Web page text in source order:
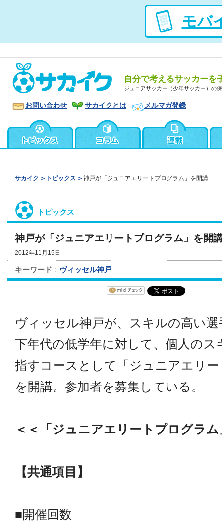
モバ
自分で考えるサッカーを
ジュニアサッカー（少年サッカー）の
お問い合わせ サカイクとは メルマガ登録
サカイク トピックス 神戸が「ジュニアエリートプログラム」を開講
トピックス
神戸が「ジュニアエリートプログラム」を開
2012年11月15日
キーワード： ヴィッセル神戸
ヴィッセル神戸が、スキルの高い
下年代の低学年に対して、個人のス
指すコースとして「ジュニアエリ
を開講。参加者を募集している。
＜＜「ジュニアエリートプログラ
【共通項目】
■開催回数